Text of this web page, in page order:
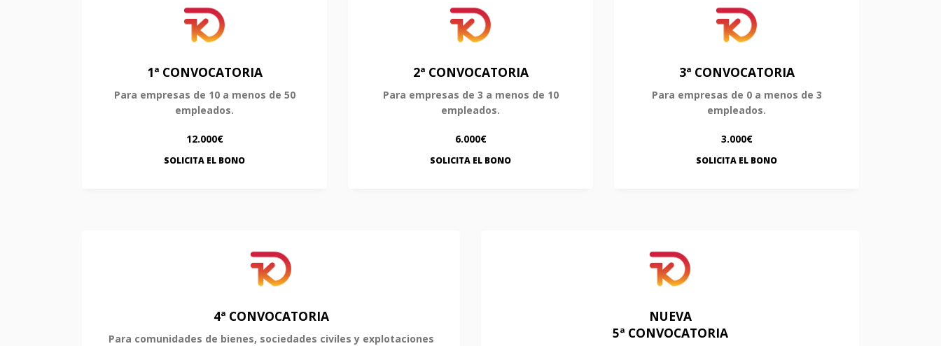
1ª CONVOCATORIA
Para empresas de 10 a menos de 50
empleados.
12.000€
SOLICITA EL BONO
2ª CONVOCATORIA
Para empresas de 3 a menos de 10
empleados.
6.000€
SOLICITA EL BONO
3ª CONVOCATORIA
Para empresas de 0 a menos de 3
empleados.
3.000€
SOLICITA EL BONO
4ª CONVOCATORIA
Para comunidades de bienes, sociedades civiles y explotaciones
NUEVA
5ª CONVOCATORIA